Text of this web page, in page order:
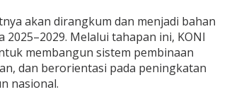
akan dirangkum dan menjadi bahan
2025–2029. Melalui tahapan ini, KONI
membangun sistem pembinaan
dan berorientasi pada peningkatan
nasional.